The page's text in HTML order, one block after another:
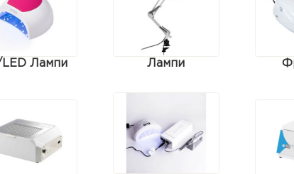
LED Лампи Лампи